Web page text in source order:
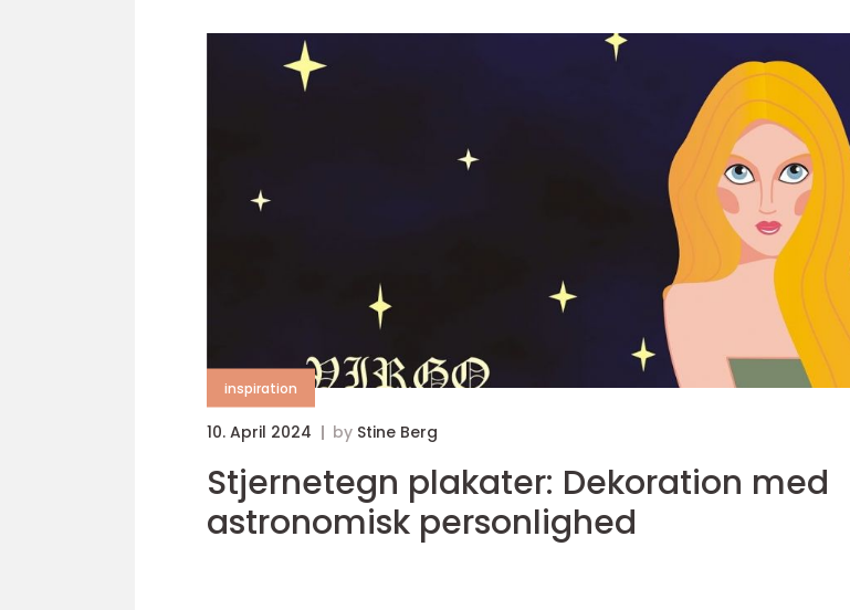
inspiration
10. April 2024 by Stine Berg
Stjernetegn plakater: Dekoration med
astronomisk personlighed